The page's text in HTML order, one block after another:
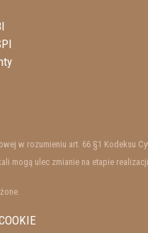
w rozumieniu art. 66 §1 Kodeksu
mogą ulec zmianie na etapie